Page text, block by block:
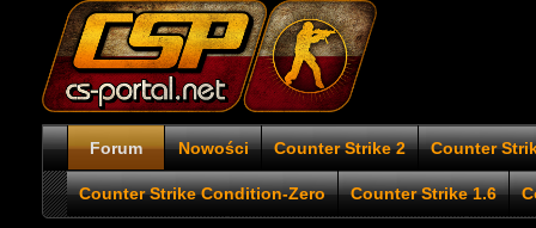
Forum Nowości Counter Strike 2 Counter
Counter Strike Condition-Zero Counter Strike 1.6